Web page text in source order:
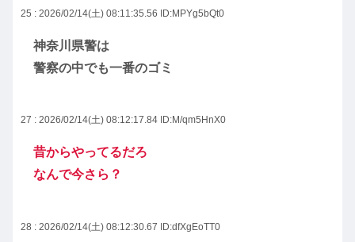
25 : 2026/02/14(土) 08:11:35.56 ID:MPYg5bQt0
神奈川県警は
警察の中でも一番のゴミ
27 : 2026/02/14(土) 08:12:17.84 ID:M/qm5HnX0
昔からやってるだろ
なんで今さら？
28 : 2026/02/14(土) 08:12:30.67 ID:dfXgEoTT0